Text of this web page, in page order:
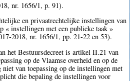
nr. 1656/1, p. 91).
en privaatrechtelijke instellingen van
« instellingen met een publieke taak »
2018, nr. 1656/1, pp. 21-22 en 53).
het Bestuursdecreet is artikel II.21 van
op de Vlaamse overheid en op de
van toepassing op de instellingen met
die bepaling de instellingen voor